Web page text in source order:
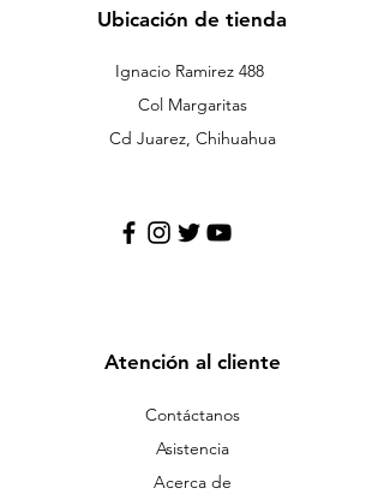
Ubicación de tienda
Ignacio Ramirez 488
Col Margaritas
Cd Juarez, Chihuahua
Atención al cliente
Contáctanos
Asistencia
Acerca de